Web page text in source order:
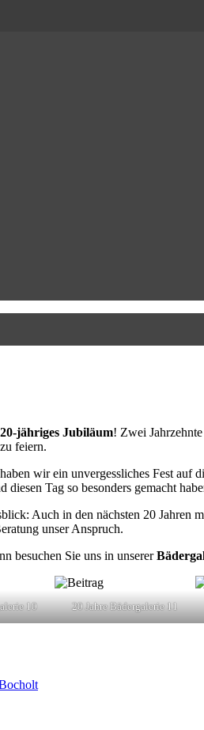
20-jähriges Jubiläum! Zwei
feiern.
wir ein unvergessliches Fest auf
Tag so besonders gemacht
Auch in den nächsten 20 Jahren
unser Anspruch.
besuchen Sie uns in unserer
10 20 Jahre Bädergalerie 11